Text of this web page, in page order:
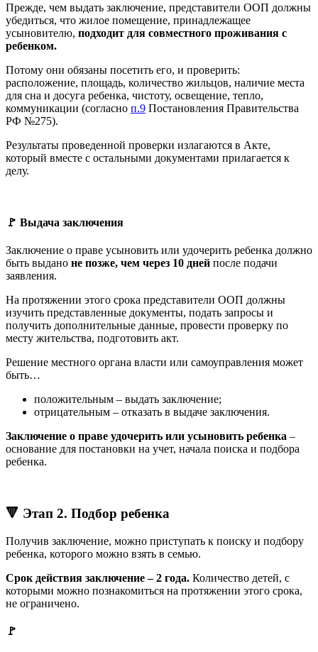
Прежде, чем выдать заключение, представители ООП должны
убедиться, что жилое помещение, принадлежащее
усыновителю, подходит для совместного проживания с
ребенком.
Потому они обязаны посетить его, и проверить:
расположение, площадь, количество жильцов, наличие места
для сна и досуга ребенка, чистоту, освещение, тепло,
коммуникации (согласно п.9 Постановления Правительства
РФ №275).
Результаты проведенной проверки излагаются в Акте,
который вместе с остальными документами прилагается к
делу.
🚩 Выдача заключения
Заключение о праве усыновить или удочерить ребенка должно
быть выдано не позже, чем через 10 дней после подачи
заявления.
На протяжении этого срока представители ООП должны
изучить представленные документы, подать запросы и
получить дополнительные данные, провести проверку по
месту жительства, подготовить акт.
Решение местного органа власти или самоуправления может
быть…
положительным – выдать заключение;
отрицательным – отказать в выдаче заключения.
Заключение о праве удочерить или усыновить ребенка –
основание для постановки на учет, начала поиска и подбора
ребенка.
🔻 Этап 2. Подбор ребенка
Получив заключение, можно приступать к поиску и подбору
ребенка, которого можно взять в семью.
Срок действия заключение – 2 года. Количество детей, с
которыми можно познакомиться на протяжении этого срока,
не ограничено.
🚩